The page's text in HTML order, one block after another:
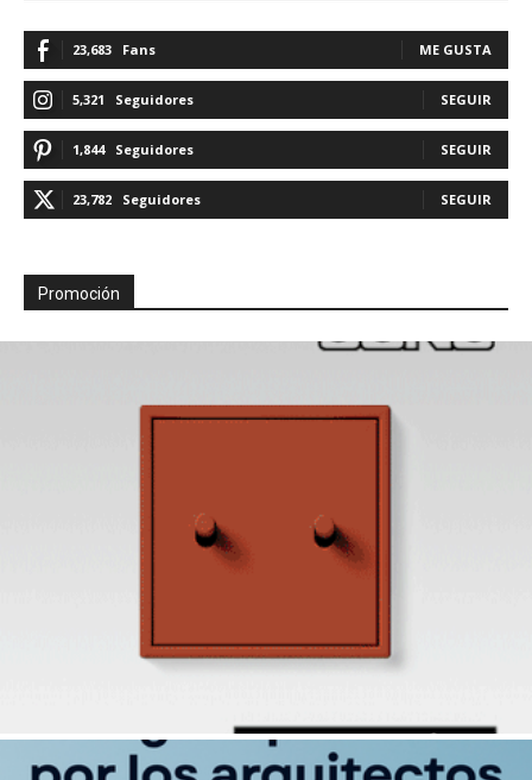
23,683 Fans ME GUSTA
5,321 Seguidores SEGUIR
1,844 Seguidores SEGUIR
23,782 Seguidores SEGUIR
Promoción